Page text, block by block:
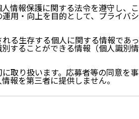
情報保護に関する法令を遵守し、こ
用・向上を目的として、プライバシ
る生存する個人に関する情報であっ
することができる情報（個人識別情
取り扱います。応募者等の同意を事
報を第三者に提供しません。